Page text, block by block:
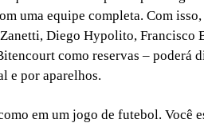
uma equipe completa. Com
Diego Hypolito, Francisco
como reservas – poderá
e por aparelhos.
em um jogo de futebol. Você